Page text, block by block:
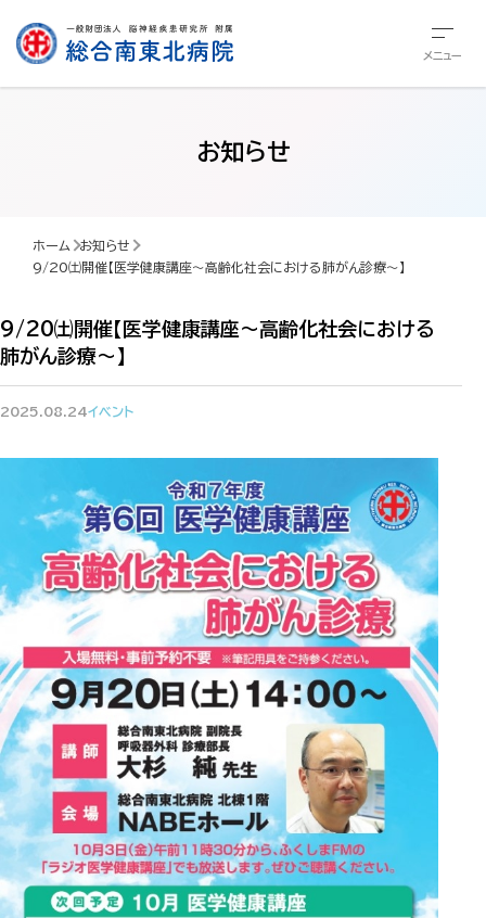
メニュー
お知らせ
ホーム
お知らせ
9/20㈯開催【医学健康講座～高齢化社会における肺がん診療～】
9/20㈯開催【医学健康講座～高齢化社会における
肺がん診療～】
2025.08.24イベント